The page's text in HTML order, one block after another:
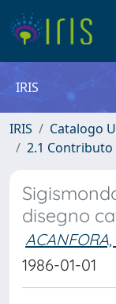
IRIS
IRIS Catalogo
2.1 Contributo
disegno
1986-01-01